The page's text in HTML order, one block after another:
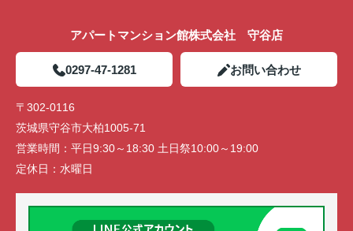
アパートマンション館株式会社 守谷店
0297-47-1281 お問い合わせ
〒302-0116
茨城県守谷市大柏1005-71
営業時間： 平日9:30～18:30 土日祭10:00～19:00
定休日： 水曜日